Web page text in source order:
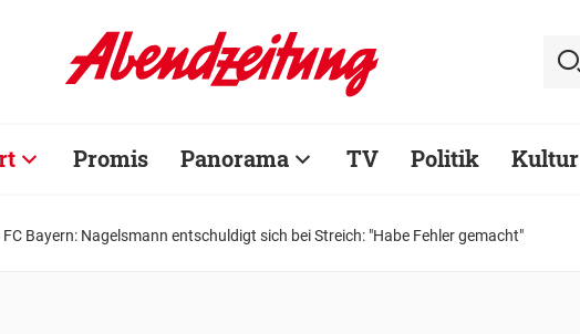
Promis Panorama TV Politik Kultur
FC Bayern: Nagelsmann entschuldigt sich bei Streich: "Habe Fehler gemacht"